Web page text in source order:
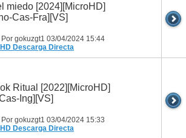
miedo [2024][MicroHD]
Cas-Fra][VS]
gokuzgt1 03/04/2024 15:44
Descarga Directa
Ritual [2022][MicroHD]
Ing][VS]
gokuzgt1 03/04/2024 15:33
Descarga Directa